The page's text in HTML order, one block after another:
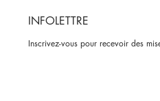
INFOLETTRE
Inscrivez-vous pour recevoir des